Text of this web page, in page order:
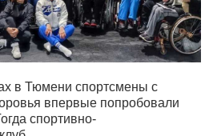
в Тюмени спортсмены с
впервые попробовали
спортивно-